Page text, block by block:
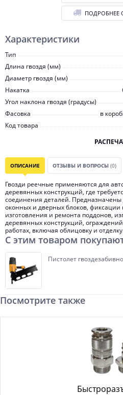
Характеристики
Тип
Длина гвоздя (мм)
Диаметр гвоздя (мм)
Накатка
Угол наклона гвоздя (градусы)
Фасовка
в
Код товара
ПОДРОБНЕЕ
ОПИСАНИЕ ОТЗЫВЫ И ВОПРОСЫ (0)
Гвозди реечные применяются для
деревянных конструкций, где
соединения деталей.
оконных и дверных блоков,
изготовления и ремонта поддонов,
деревянных конструкций,
работах, включая облицовку и
С этим товаром
Пистолет
Посмотрите также